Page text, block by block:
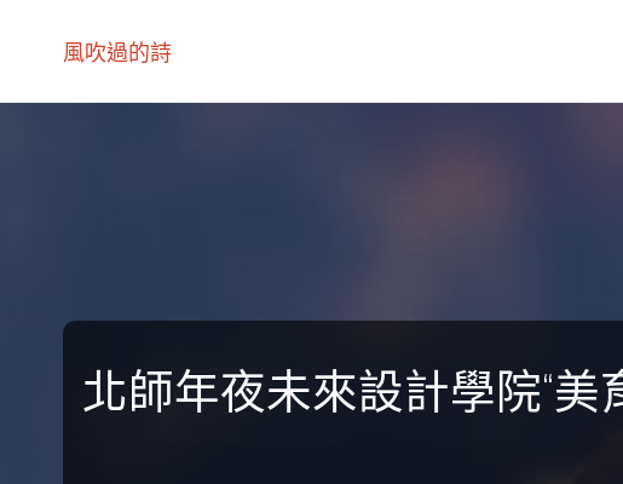
風吹過的詩
北師年夜未來設計學院“美